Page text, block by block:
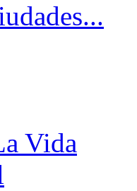
Vida